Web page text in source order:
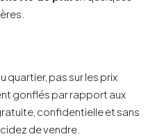
quartier, pas sur les prix
gonflés par rapport aux
confidentielle et sans
de vendre.